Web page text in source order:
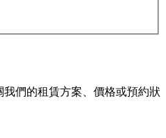
們的租賃方案、價格或預約狀